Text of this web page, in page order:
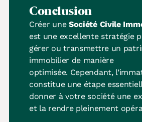
Conclusion
Créer une Société Civile
est une excellente stratégie
gérer ou transmettre un
immobilier de manière
optimisée. Cependant,
constitue une étape
donner à votre société une
et la rendre pleinement